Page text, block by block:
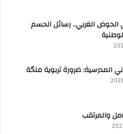
الغربي.. رسائل الحسم
المدرسية: ضرورة تربوية ملحّة
والمرتقب